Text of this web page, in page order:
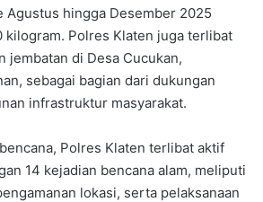
Agustus hingga Desember 2025
kilogram. Polres Klaten juga terlibat
jembatan di Desa Cucukan,
sebagai bagian dari dukungan
infrastruktur masyarakat.
Polres Klaten terlibat aktif
14 kejadian bencana alam, meliputi
lokasi, serta pelaksanaan